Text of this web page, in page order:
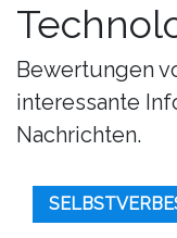
Bewertungen
interessante
Nachrichten.